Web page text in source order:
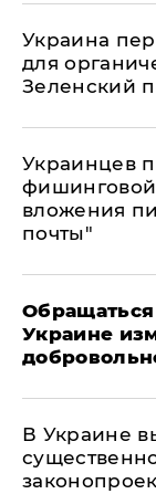
Украина
для
Зеленский
Украинцев
фишинговой
вложения
почты"
Украине
В Украине